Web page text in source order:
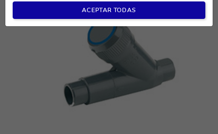
ACEPTAR TODAS